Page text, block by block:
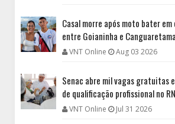
Casal morre após moto bater em
entre Goianinha e
VNT Online Aug 03 2026
Senac abre mil vagas gratuitas
de qualificação profissional no RN
VNT Online Jul 31 2026